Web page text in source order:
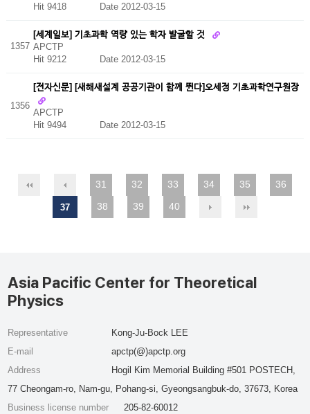
Hit 9418 Date 2012-03-15
1357
[세계일보] 기초과학 역량 있는 학자 발굴할 것
APCTP
Hit 9212
Date 2012-03-15
1356
[전자신문] [새해새설계 공공기관이 함께 뛴다]오세정 기초과학연구원장
APCTP
Hit 9494 Date 2012-03-15
31 32 33 34 35 36
37 38 39 40
Asia Pacific Center for Theoretical
Physics
Representative
Kong-Ju-Bock LEE
E-mail
apctp(@)apctp.org
Address
Hogil Kim Memorial Building #501 POSTECH,
77 Cheongam-ro, Nam-gu, Pohang-si, Gyeongsangbuk-do, 37673, Korea
Business license number
205-82-60012